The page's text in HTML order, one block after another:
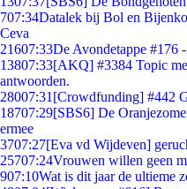
707:34Datalek bij Bol en
Ceva
21607:33De Avondetappe #176
13807:33[AKQ] #3384 Topic
antwoorden.
28007:31 [Crowdfunding] #442
18707:29[SBS6] De
ermee
3707:27[Eva vd Wijdeven]
25707:24Vrouwen willen geen
907:10Wat is dit jaar de ultieme